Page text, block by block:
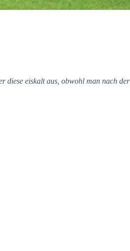
diese eiskalt aus, obwohl man nach der